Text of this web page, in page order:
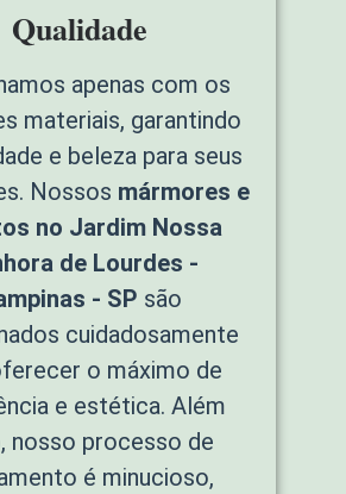
Qualidade
apenas com os
materiais, garantindo
e beleza para seus
Nossos mármores e
no Jardim Nossa
de Lourdes -
- SP são
cuidadosamente
o máximo de
e estética. Além
nosso processo de
é minucioso,